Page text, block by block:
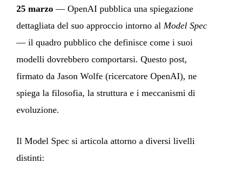
25 marzo — OpenAI pubblica una spiegazione
dettagliata del suo approccio intorno al Model Spec
— il quadro pubblico che definisce come i suoi
modelli dovrebbero comportarsi. Questo post,
firmato da Jason Wolfe (ricercatore OpenAI), ne
spiega la filosofia, la struttura e i meccanismi di
evoluzione.
Il Model Spec si articola attorno a diversi livelli
distinti: